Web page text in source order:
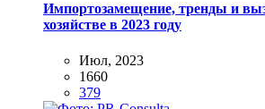
Импортозамещение, тренды и
хозяйстве в 2023 году
Июл, 2023
1660
379